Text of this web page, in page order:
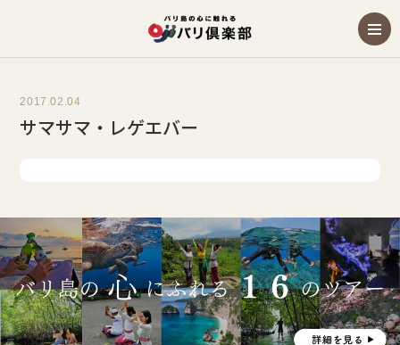
2017.02.04
サマサマ・レゲエバー